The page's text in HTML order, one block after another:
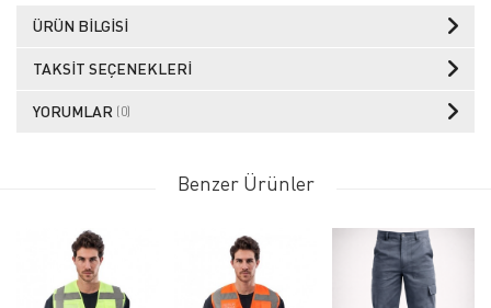
ÜRÜN BILGISI
TAKSIT SEÇENEKLERI
YORUMLAR (0)
Benzer Ürünler